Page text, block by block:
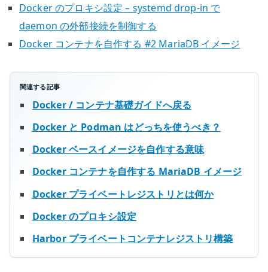
Docker のプロキシ設定 – systemd drop-in で
daemon の外部接続を制御する
Docker コンテナを自作する #2 MariaDB イメージ
関連する記事
Docker / コンテナ基礎ガイドへ戻る
Docker と Podman はどっちを使うべき？
Docker ベースイメージを自作する意味
Docker コンテナを自作する MariaDB イメージ
Docker プライベートレジストリとは何か
Docker のプロキシ設定
Harbor プライベートコンテナレジストリ構築